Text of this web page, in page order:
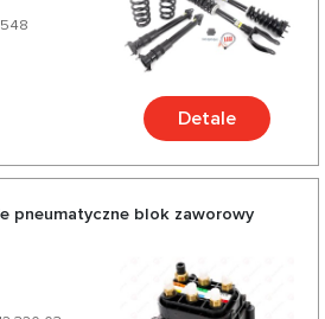
Detale
pneumatyczne blok zaworowy